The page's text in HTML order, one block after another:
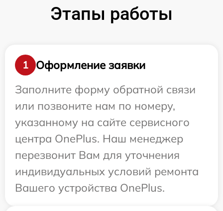
Этапы работы
1
Оформление заявки
Заполните форму обратной связи
или позвоните нам по номеру,
указанному на сайте сервисного
центра OnePlus. Наш менеджер
перезвонит Вам для уточнения
индивидуальных условий ремонта
Вашего устройства OnePlus.